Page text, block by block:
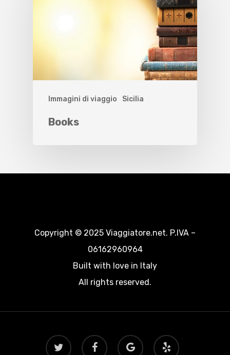
Immagini di viaggio Sicilia
Books
Copyright © 2025 Viaggiatore.net. P.IVA –
06162960964
Built with love in Italy
All rights reserved.
twitter facebook
google-
plus
yelp